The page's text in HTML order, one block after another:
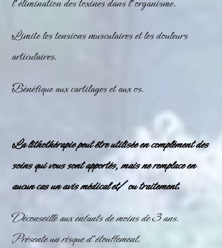
l’élimination des toxines dans l’organisme.
Limite les tensions musculaires et les douleurs
articulaires.
Bénéfique aux cartilages et aux os.
La lithothérapie peut être utilisée en complément des
soins qui vous sont apportés, mais ne remplace en
aucun cas un avis médical et/ ou traitement.
Déconseillé aux enfants de moins de 3 ans.
Présente un risque d’étouffement.